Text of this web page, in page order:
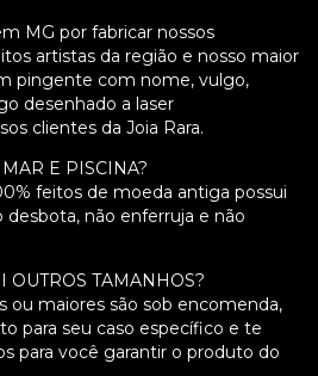
MG por fabricar nossos
artistas da região e nosso maior
pingente com nome, vulgo,
desenhado a laser
clientes da Joia Rara.
E PISCINA?
feitos de moeda antiga possui
desbota, não enferruja e não
OUTROS TAMANHOS?
ou maiores são sob encomenda,
para seu caso específico e te
para você garantir o produto do